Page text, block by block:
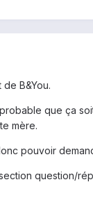
B&You.
que ça
mère.
pouvoir
question/